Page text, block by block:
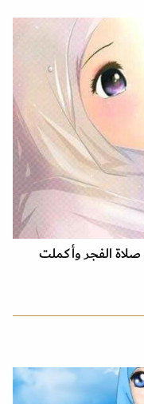
الفجر وأكملت